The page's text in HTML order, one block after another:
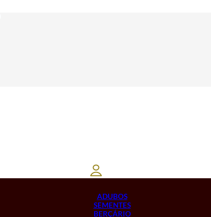
ADUBOS
SEMENTES
BERÇÁRIO